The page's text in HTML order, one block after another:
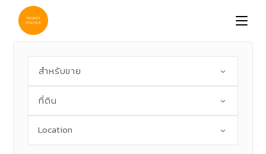
content
สำหรับขาย
ที่ดิน